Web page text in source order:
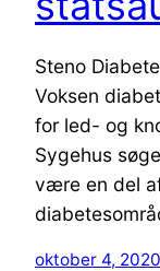
Steno
Voksen
for led- og
Sygehus
være en del
oktober 4, 2020